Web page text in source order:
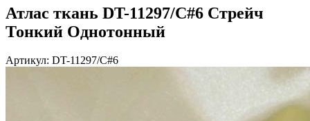
Атлас ткань DT-11297/C#6 Стрейч
Тонкий Однотонный
Артикул: DT-11297/C#6